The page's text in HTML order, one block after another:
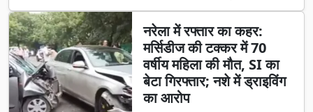
नरेला में रफ्तार का कहर:
मर्सिडीज की टक्कर में 70
वर्षीय महिला की मौत, SI का
बेटा गिरफ्तार; नशे में ड्राइविंग
का आरोप